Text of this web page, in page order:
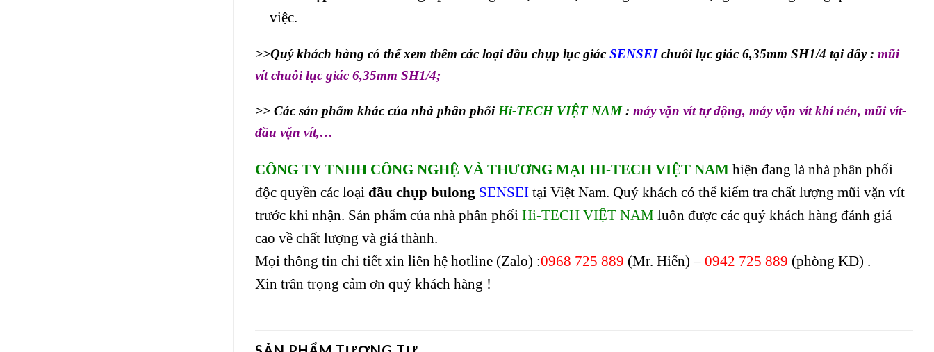
việc.
>>Quý khách hàng có thể xem thêm các loại đầu chụp lục giác SENSEIchuôi lục giác 6,35mm SH1/4 tại đây : mũi
vít chuôi lục giác 6,35mm SH1/4;
>> Các sản phẩm khác của nhà phân phốiHi-TECH VIỆT NAM: máy vặn vít tự động, máy vặn vít khí nén, mũi vít-
đầu vặn vít,…
CÔNG TY TNHH CÔNG NGHỆ VÀ THƯƠNG MẠI HI-TECH VIỆT NAM hiện đang là nhà phân phối
độc quyền các loại đầu chụp bulong SENSEI tại Việt Nam. Quý khách có thể kiểm tra chất lượng mũi vặn vít
trước khi nhận. Sản phẩm của nhà phân phối Hi-TECH VIỆT NAM luôn được các quý khách hàng đánh giá
cao về chất lượng và giá thành.
Mọi thông tin chi tiết xin liên hệ hotline (Zalo) :0968 725 889 (Mr. Hiến) – 0942 725 889 (phòng KD) .
Xin trân trọng cảm ơn quý khách hàng !